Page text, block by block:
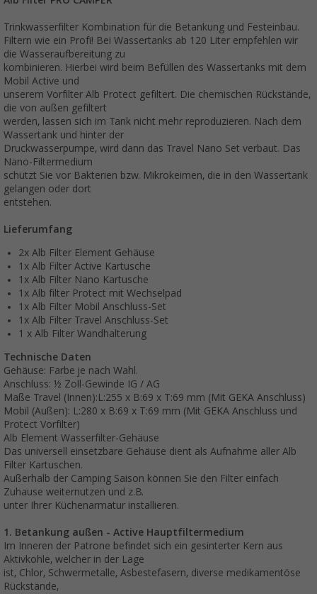
Trinkwasserfilter Kombination für die Betankung und Festeinbau.
Filtern wie ein Profi! Bei Wassertanks ab 120 Liter empfehlen wir
die Wasseraufbereitung zu
kombinieren. Hierbei wird beim Befüllen des Wassertanks mit dem
Mobil Active und
unserem Vorfilter Alb Protect gefiltert. Die chemischen Rückstände,
die von außen gefiltert
werden, lassen sich im Tank nicht mehr reproduzieren. Nach dem
Wassertank und hinter der
Druckwasserpumpe, wird dann das Travel Nano Set verbaut. Das
Nano-Filtermedium
schützt Sie vor Bakterien bzw. Mikrokeimen, die in den Wassertank
gelangen oder dort
entstehen.
Lieferumfang
2x Alb Filter Element Gehäuse
1x Alb Filter Active Kartusche
1x Alb Filter Nano Kartusche
1x Alb filter Protect mit Wechselpad
1x Alb Filter Mobil Anschluss-Set
1x Alb Filter Travel Anschluss-Set
1 x Alb Filter Wandhalterung
Technische Daten
Gehäuse: Farbe je nach Wahl.
Anschluss: ½ Zoll-Gewinde IG / AG
Maße Travel (Innen):L:255 x B:69 x T:69 mm (Mit GEKA Anschluss)
Mobil (Außen): L:280 x B:69 x T:69 mm (Mit GEKA Anschluss und
Protect Vorfilter)
Alb Element Wasserfilter-Gehäuse
Das universell einsetzbare Gehäuse dient als Aufnahme aller Alb
Filter Kartuschen.
Außerhalb der Camping Saison können Sie den Filter einfach
Zuhause weiternutzen und z.B.
unter Ihrer Küchenarmatur installieren.
1. Betankung außen - Active Hauptfiltermedium
Im Inneren der Patrone befindet sich ein gesinterter Kern aus
Aktivkohle, welcher in der Lage
ist, Chlor, Schwermetalle, Asbestefasern, diverse medikamentöse
Rückstände,